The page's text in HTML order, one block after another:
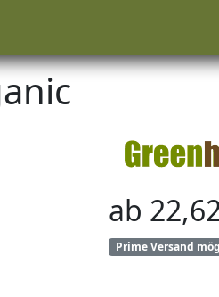
ab
Prime Versand